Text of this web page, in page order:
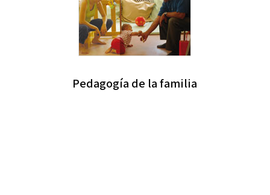
Pedagogía de la familia